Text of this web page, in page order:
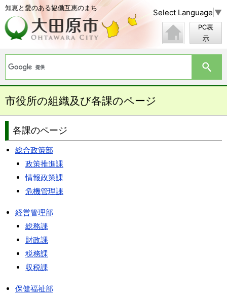
知恵と愛のある協働互恵のまち Select Language ▼
PC表
示
市役所の組織及び各課のページ
各課のページ
総合政策部
政策推進課
情報政策課
危機管理課
経営管理部
総務課
財政課
税務課
収税課
保健福祉部